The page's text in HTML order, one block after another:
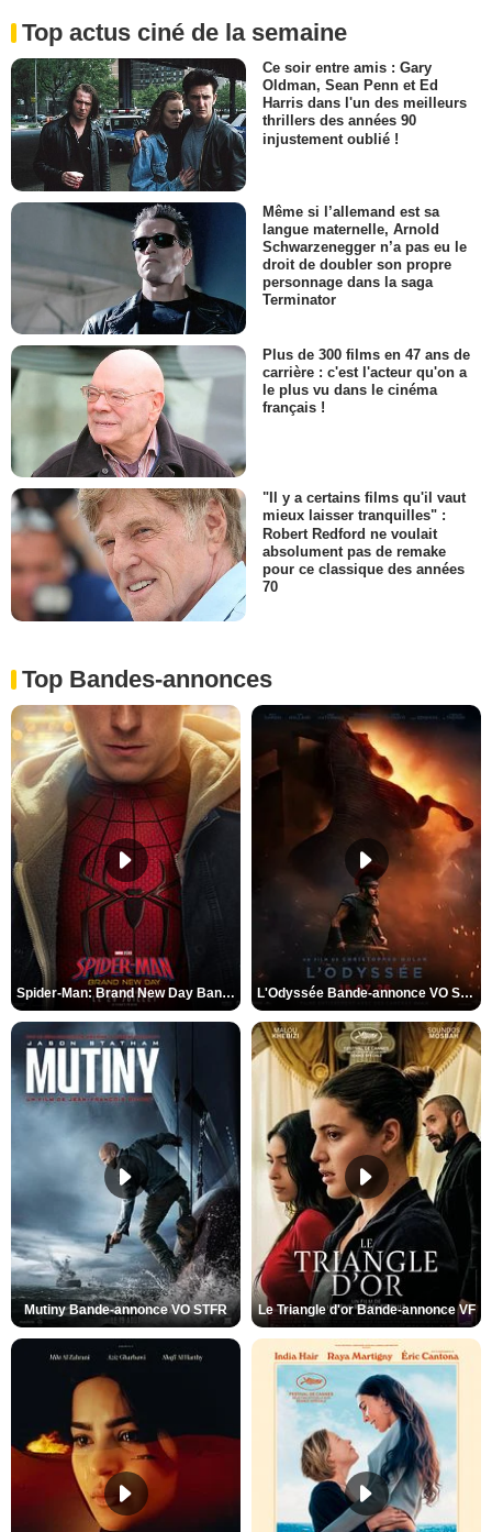
Top actus ciné de la semaine
Ce soir entre amis : Gary
Oldman, Sean Penn et Ed
Harris dans l'un des meilleurs
thrillers des années 90
injustement oublié !
Même si l’allemand est sa
langue maternelle, Arnold
Schwarzenegger n’a pas eu le
droit de doubler son propre
personnage dans la saga
Terminator
Plus de 300 films en 47 ans de
carrière : c'est l'acteur qu'on a
le plus vu dans le cinéma
français !
"Il y a certains films qu'il vaut
mieux laisser tranquilles" :
Robert Redford ne voulait
absolument pas de remake
pour ce classique des années
70
Top Bandes-annonces
Spider-Man: Brand New Day Bande-annonce VO STFR L'Odyssée Bande-annonce VO STFR
Mutiny Bande-annonce VO STFR Le Triangle d'or Bande-annonce VF